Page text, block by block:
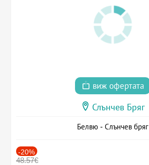
виж офертата
Слънчев Бряг
Белвю - Слънчев бряг
-20%
48.57€